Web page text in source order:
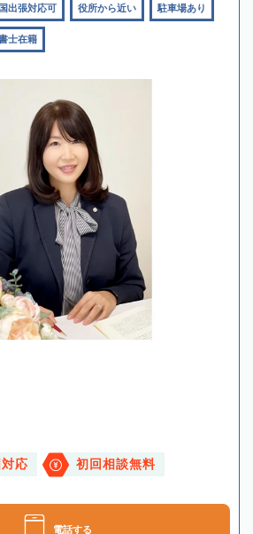
出張対応可 役所から近い 駐車場あり
士在籍
応 初回相談無料
電話する